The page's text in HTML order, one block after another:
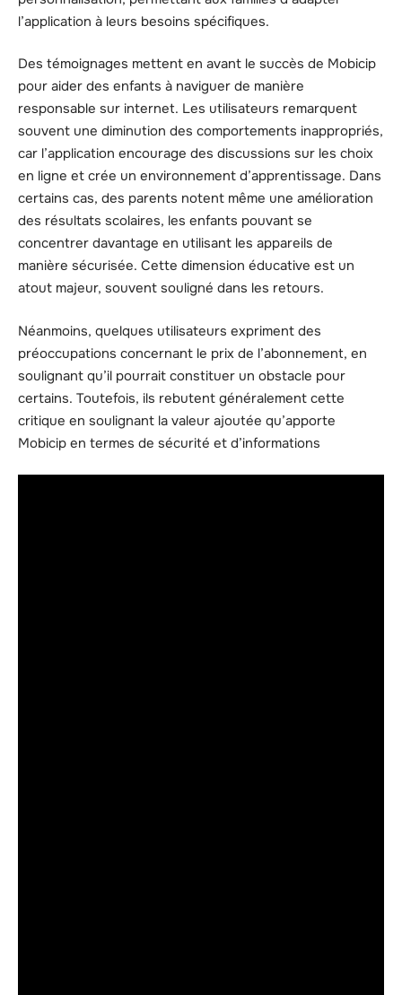
l’application à leurs besoins spécifiques.
Des témoignages mettent en avant le succès de Mobicip
pour aider des enfants à naviguer de manière
responsable sur internet. Les utilisateurs remarquent
souvent une diminution des comportements inappropriés,
car l’application encourage des discussions sur les choix
en ligne et crée un environnement d’apprentissage. Dans
certains cas, des parents notent même une amélioration
des résultats scolaires, les enfants pouvant se
concentrer davantage en utilisant les appareils de
manière sécurisée. Cette dimension éducative est un
atout majeur, souvent souligné dans les retours.
Néanmoins, quelques utilisateurs expriment des
préoccupations concernant le prix de l’abonnement, en
soulignant qu’il pourrait constituer un obstacle pour
certains. Toutefois, ils rebutent généralement cette
critique en soulignant la valeur ajoutée qu’apporte
Mobicip en termes de sécurité et d’informations